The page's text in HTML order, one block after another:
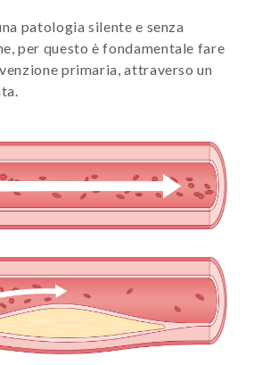
patologia silente e senza
per questo è fondamentale fare
primaria, attraverso un